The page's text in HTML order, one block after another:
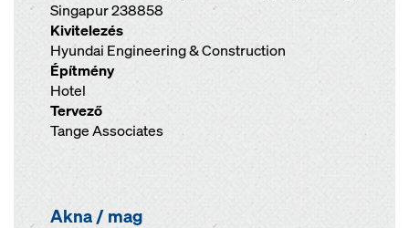
Singapur 238858
Kivitelezés
Hyundai Engineering & Construction
Építmény
Hotel
Tervező
Tange Associates
Akna / mag